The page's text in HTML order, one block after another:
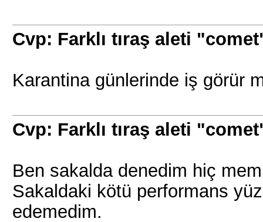
Cvp: Farklı tıraş aleti
Karantina günlerinde iş görür
Cvp: Farklı tıraş aleti
Ben sakalda denedim hiç
Sakaldaki kötü performans
edemedim.